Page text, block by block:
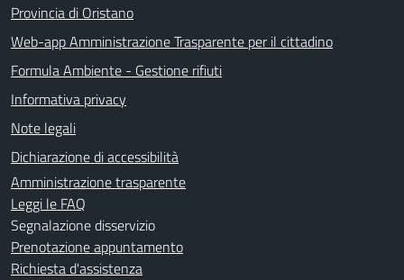
Provincia di Oristano
Web-app Amministrazione Trasparente per il cittadino
Formula Ambiente - Gestione rifiuti
Informativa privacy
Note legali
Dichiarazione di accessibilità
Amministrazione trasparente
Leggi le FAQ
Segnalazione disservizio
Prenotazione appuntamento
Richiesta d'assistenza